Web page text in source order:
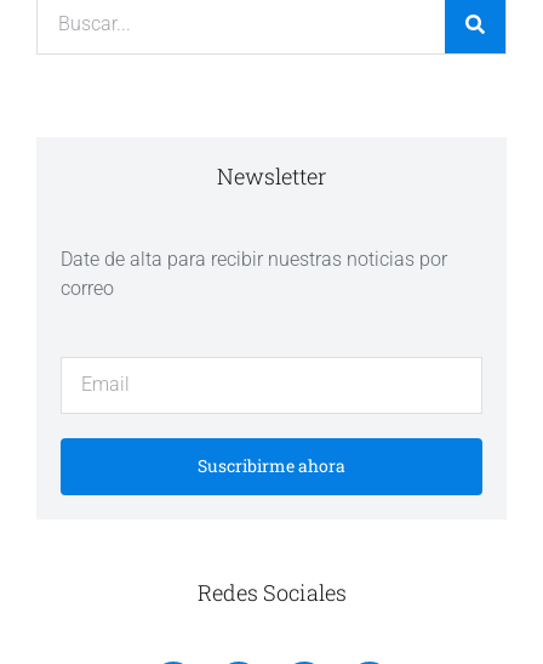
Newsletter
Date de alta para recibir nuestras noticias por
correo
Suscribirme ahora
Redes Sociales